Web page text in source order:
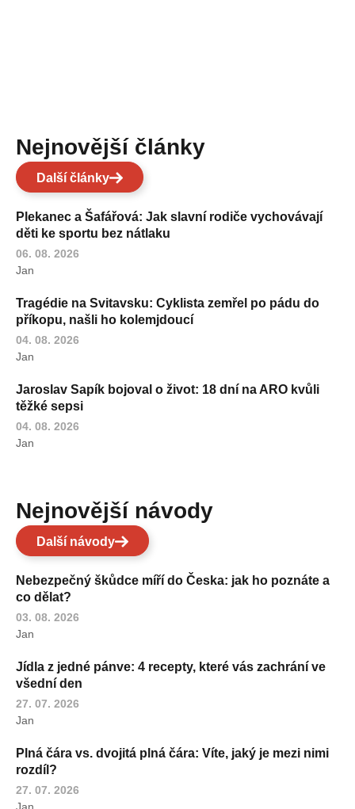
Nejnovější články
Další články
Plekanec a Šafářová: Jak slavní rodiče vychovávají
děti ke sportu bez nátlaku
06. 08. 2026
Jan
Tragédie na Svitavsku: Cyklista zemřel po pádu do
příkopu, našli ho kolemjdoucí
04. 08. 2026
Jan
Jaroslav Sapík bojoval o život: 18 dní na ARO kvůli
těžké sepsi
04. 08. 2026
Jan
Nejnovější návody
Další návody
Nebezpečný škůdce míří do Česka: jak ho poznáte a
co dělat?
03. 08. 2026
Jan
Jídla z jedné pánve: 4 recepty, které vás zachrání ve
všední den
27. 07. 2026
Jan
Plná čára vs. dvojitá plná čára: Víte, jaký je mezi nimi
rozdíl?
27. 07. 2026
Jan